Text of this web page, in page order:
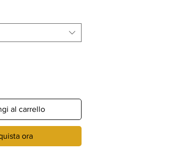
al carrello
ora